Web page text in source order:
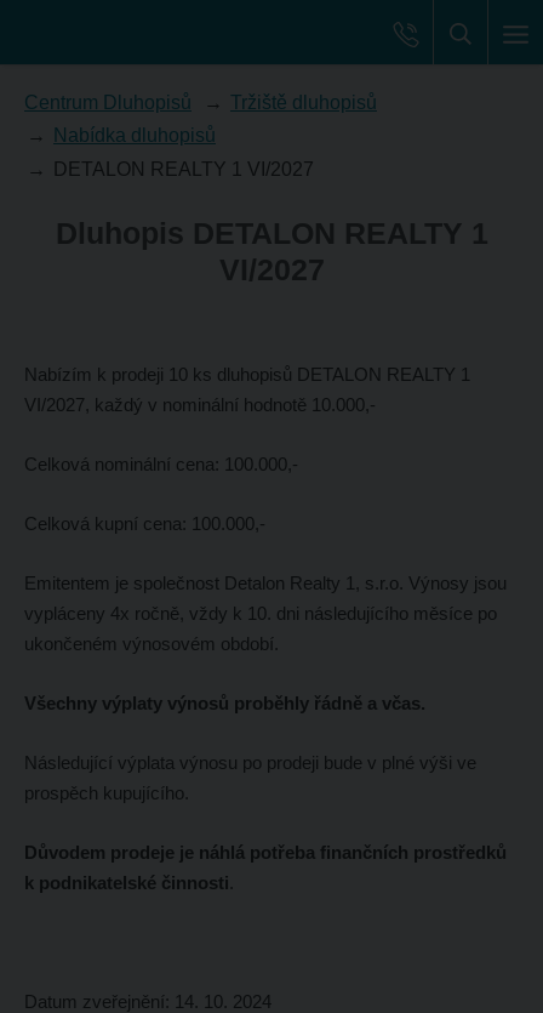
Centrum Dluhopisů
Tržiště dluhopisů
Nabídka dluhopisů
DETALON REALTY 1 VI/2027
Dluhopis DETALON REALTY 1
VI/2027
Nabízím k prodeji 10 ks dluhopisů DETALON REALTY 1
VI/2027, každý v nominální hodnotě 10.000,-
Celková nominální cena: 100.000,-
Celková kupní cena: 100.000,-
Emitentem je společnost Detalon Realty 1, s.r.o. Výnosy jsou
vypláceny 4x ročně, vždy k 10. dni následujícího měsíce po
ukončeném výnosovém období.
Všechny výplaty výnosů proběhly řádně a včas.
Následující výplata výnosu po prodeji bude v plné výši ve
prospěch kupujícího.
Důvodem prodeje je náhlá potřeba finančních prostředků
k podnikatelské činnosti.
Datum zveřejnění: 14. 10. 2024